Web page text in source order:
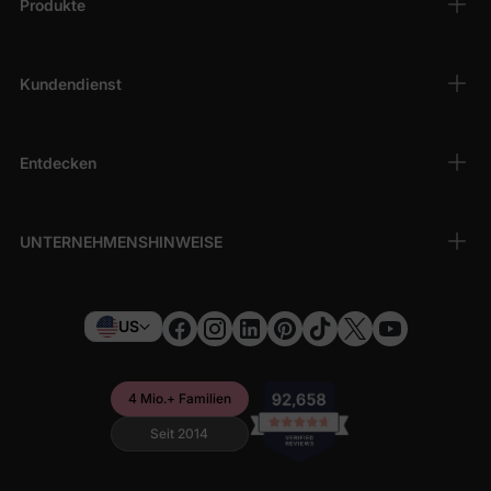
Produkte
Kundendienst
Entdecken
UNTERNEHMENSHINWEISE
US
4 Mio.+ Familien
Seit 2014